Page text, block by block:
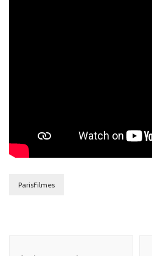
ParisFilmes